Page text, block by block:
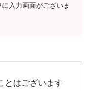
入力画面がございま
とはございます